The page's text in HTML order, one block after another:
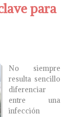
para
No siempre
resulta sencillo
diferenciar
entre una
infección